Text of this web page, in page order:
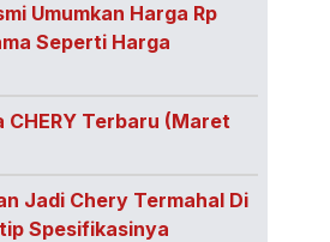
Umumkan Harga Rp
Seperti Harga
CHERY Terbaru (Maret
Jadi Chery Termahal Di
Spesifikasinya